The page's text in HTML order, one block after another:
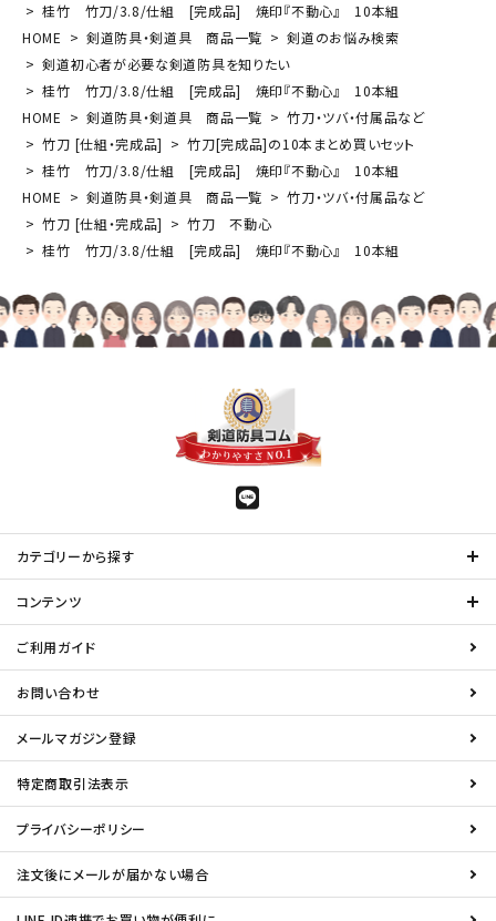
桂竹 竹刀/3.8/仕組 [完成品] 焼印『不動心』 10本組
HOME
剣道防具・剣道具 商品一覧
剣道のお悩み検索
剣道初心者が必要な剣道防具を知りたい
桂竹 竹刀/3.8/仕組 [完成品] 焼印『不動心』 10本組
HOME
剣道防具・剣道具 商品一覧
竹刀・ツバ・付属品など
竹刀 [仕組・完成品]
竹刀[完成品]の10本まとめ買いセット
桂竹 竹刀/3.8/仕組 [完成品] 焼印『不動心』 10本組
HOME
剣道防具・剣道具 商品一覧
竹刀・ツバ・付属品など
竹刀 [仕組・完成品]
竹刀 不動心
桂竹 竹刀/3.8/仕組 [完成品] 焼印『不動心』 10本組
カテゴリーから探す
コンテンツ
ご利用ガイド
お問い合わせ
メールマガジン登録
特定商取引法表示
プライバシーポリシー
注文後にメールが届かない場合